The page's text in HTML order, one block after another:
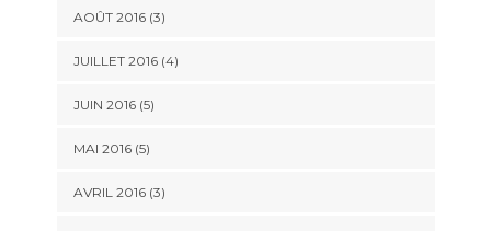
AOÛT 2016(3)
JUILLET 2016(4)
JUIN 2016(5)
MAI 2016(5)
AVRIL 2016(3)